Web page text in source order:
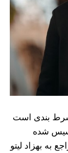
بندی است
شده
به بهزاد ليتو